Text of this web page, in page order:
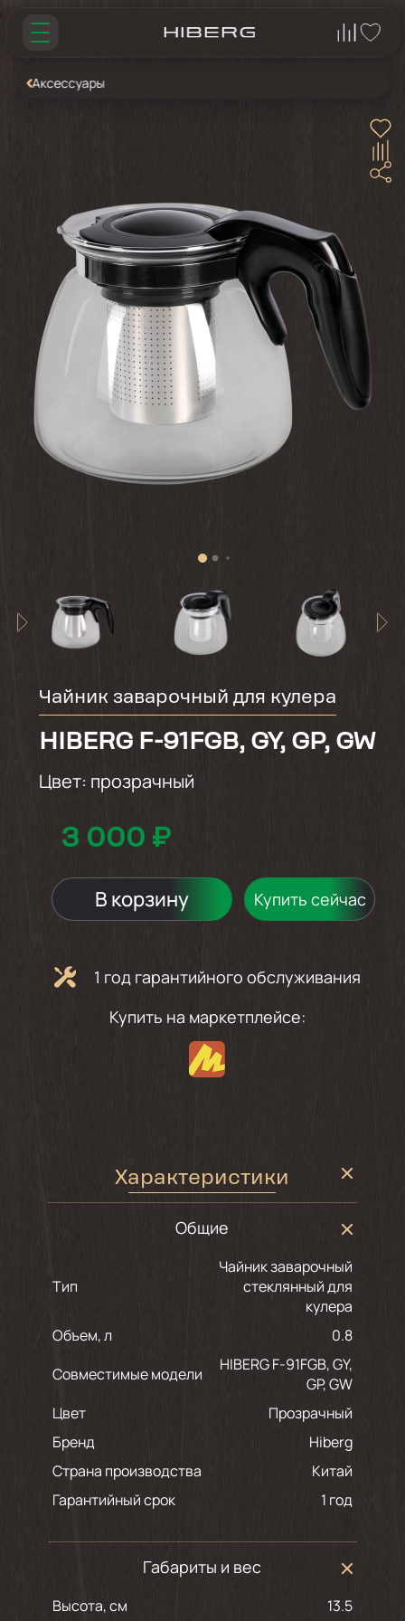
Аксессуары
Чайник заварочный для кулера
HIBERG F-91FGB, GY, GP, GW
Цвет: прозрачный
3 000 ₽
В корзину Купить сейчас
1 год гарантийного обслуживания
Купить на маркетплейсе:
Характеристики
Общие
Тип
Чайник заварочный
стеклянный для
кулера
Объем, л
0.8
Совместимые модели
HIBERG F-91FGB, GY,
GP, GW
Цвет
прозрачный
Бренд
Hiberg
Страна производства
Китай
Гарантийный срок
1 год
Габариты и вес
Высота, см 13.5